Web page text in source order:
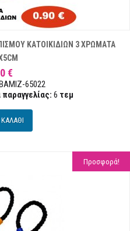
ΚΑΤΟΙΚΙΔΙΩΝ 3 ΧΡΩΜΑΤΑ
€
65022
6 τεμ
Προσφορά!